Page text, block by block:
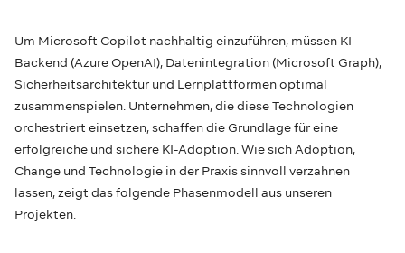
Um Microsoft Copilot nachhaltig einzuführen, müssen KI-
Backend (Azure OpenAI), Datenintegration (Microsoft Graph),
Sicherheitsarchitektur und Lernplattformen optimal
zusammenspielen. Unternehmen, die diese Technologien
orchestriert einsetzen, schaffen die Grundlage für eine
erfolgreiche und sichere KI-Adoption. Wie sich Adoption,
Change und Technologie in der Praxis sinnvoll verzahnen
lassen, zeigt das folgende Phasenmodell aus unseren
Projekten.